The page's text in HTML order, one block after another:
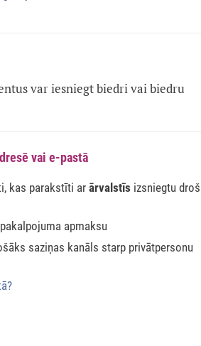
var iesniegt biedri vai biedru
vai e-pastā
kas parakstīti ar ārvalstīs izsniegtu
apmaksu
saziņas kanāls starp privātpersonu